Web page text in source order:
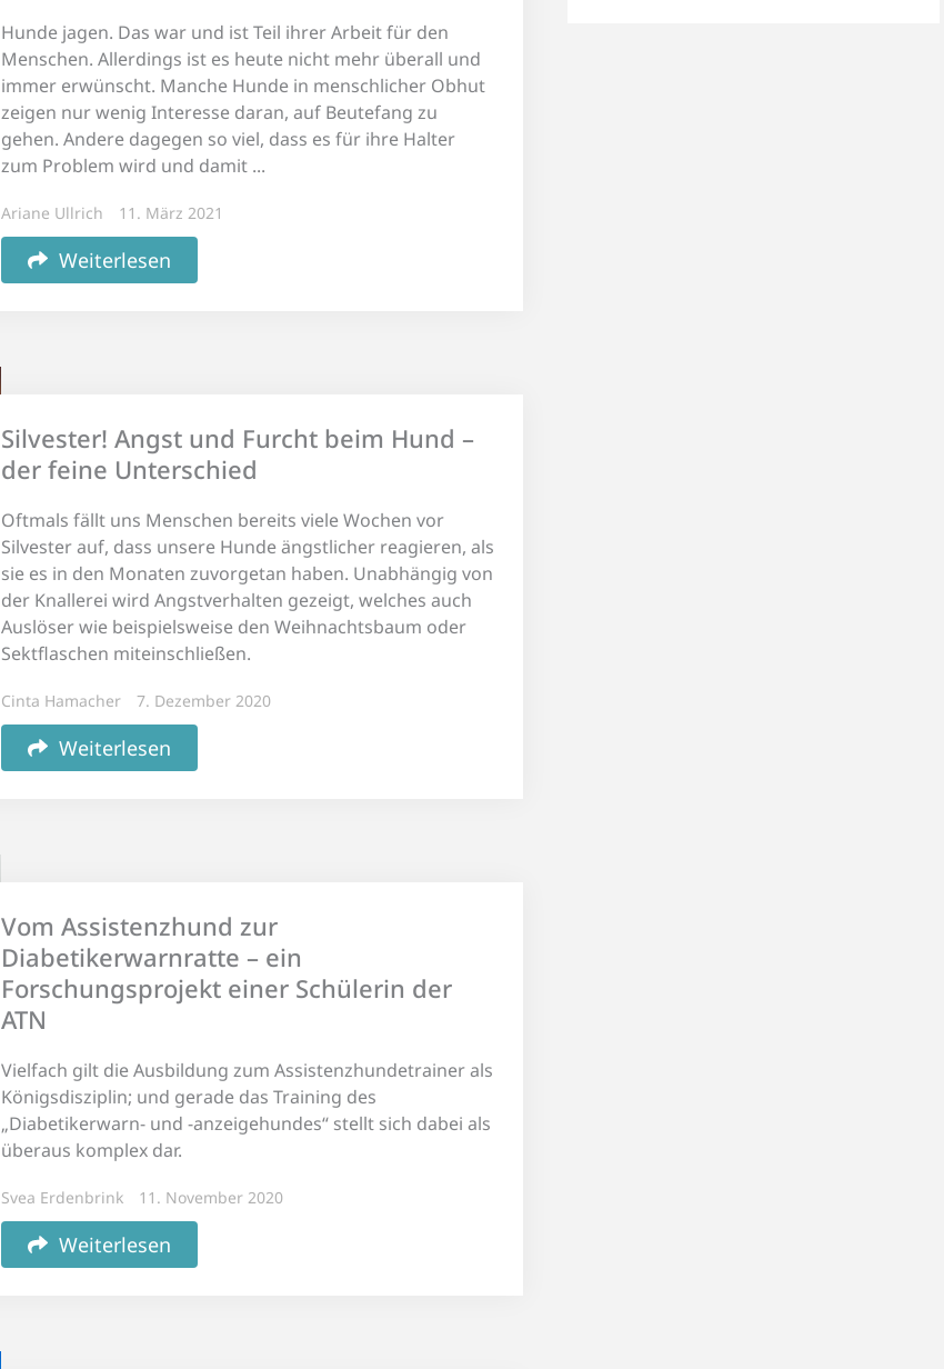
Hunde jagen. Das war und ist Teil ihrer Arbeit für den
Menschen. Allerdings ist es heute nicht mehr überall und
immer erwünscht. Manche Hunde in menschlicher Obhut
zeigen nur wenig Interesse daran, auf Beutefang zu
gehen. Andere dagegen so viel, dass es für ihre Halter
zum Problem wird und damit ...
Ariane Ullrich 11. März 2021
Weiterlesen
Silvester! Angst und Furcht beim Hund –
der feine Unterschied
Oftmals fällt uns Menschen bereits viele Wochen vor
Silvester auf, dass unsere Hunde ängstlicher reagieren, als
sie es in den Monaten zuvorgetan haben. Unabhängig von
der Knallerei wird Angstverhalten gezeigt, welches auch
Auslöser wie beispielsweise den Weihnachtsbaum oder
Sektflaschen miteinschließen.
Cinta Hamacher 7. Dezember 2020
Weiterlesen
Vom Assistenzhund zur
Diabetikerwarnratte – ein
Forschungsprojekt einer Schülerin der
ATN
Vielfach gilt die Ausbildung zum Assistenzhundetrainer als
Königsdisziplin; und gerade das Training des
„Diabetikerwarn- und -anzeigehundes“ stellt sich dabei als
überaus komplex dar.
Svea Erdenbrink 11. November 2020
Weiterlesen